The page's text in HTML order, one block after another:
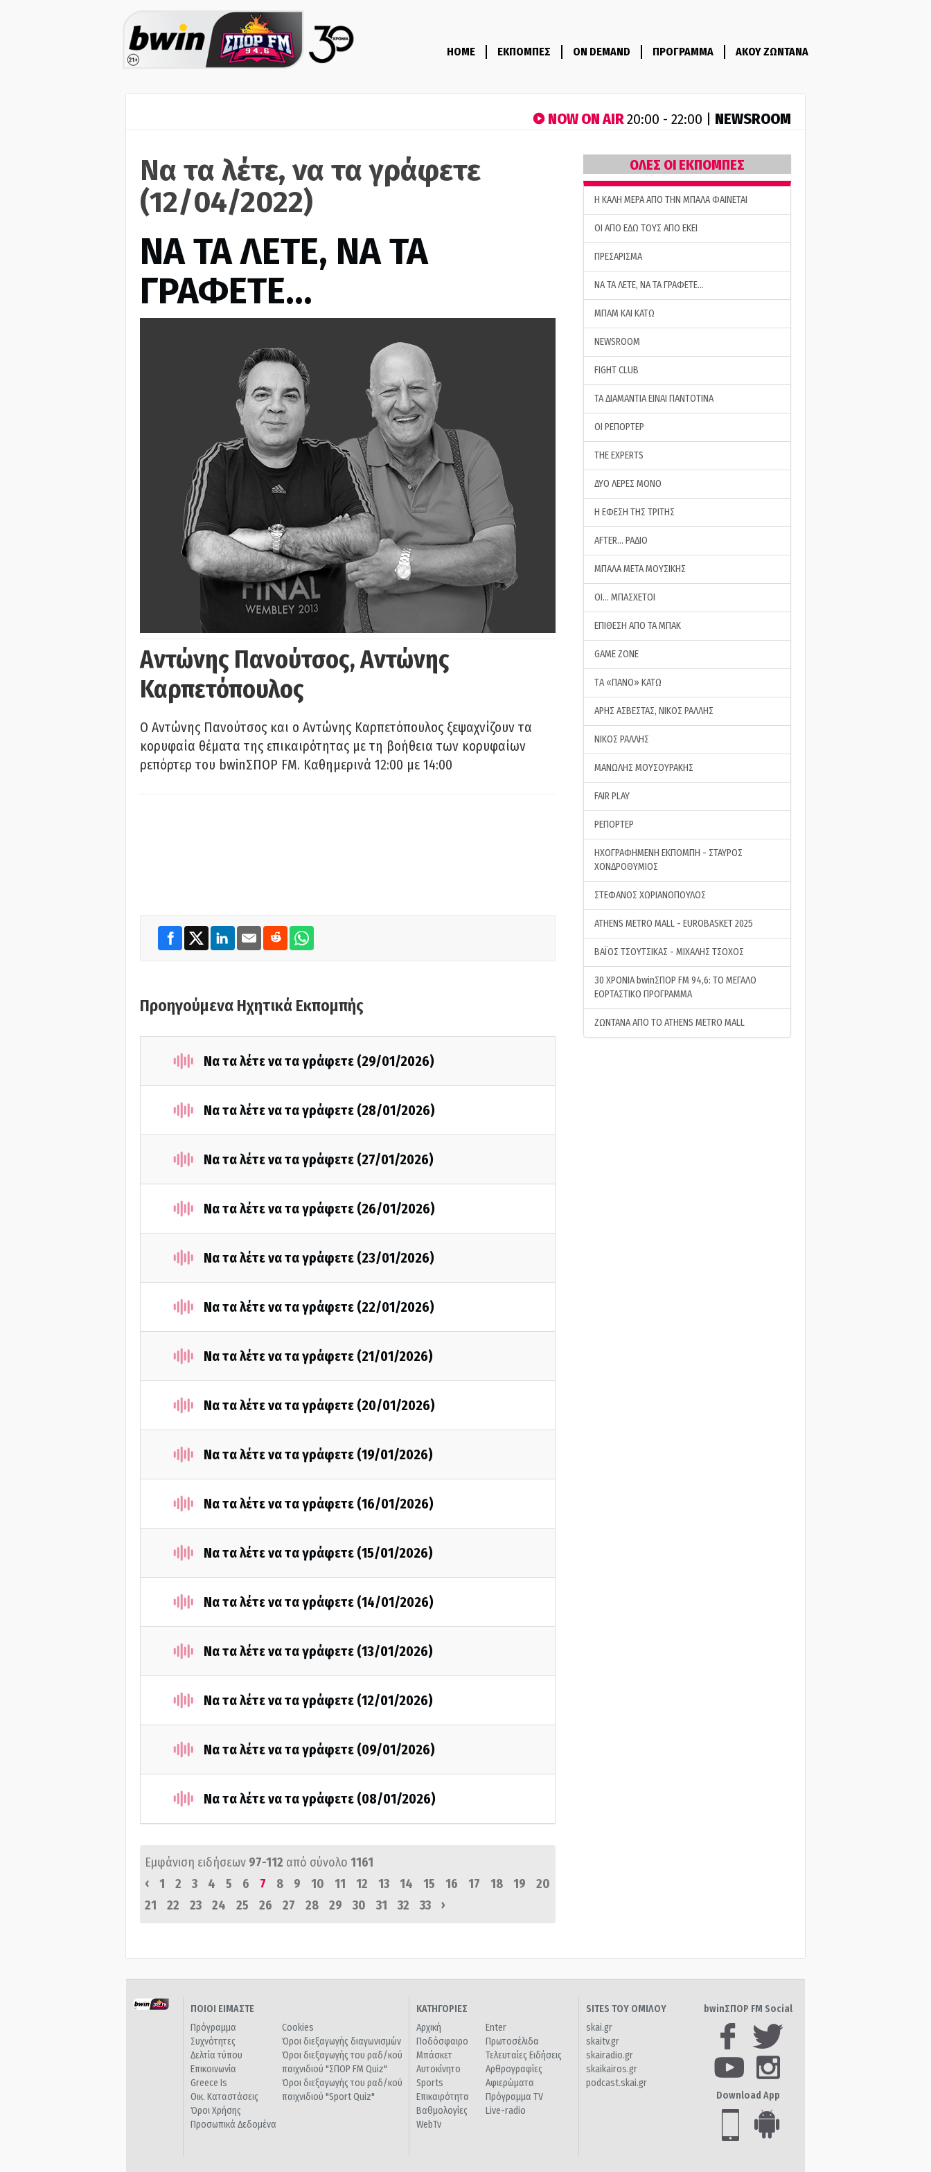
HOME ΕΚΠΟΜΠΕΣ ON DEMAND ΠΡΟΓΡΑΜΜΑ ΑΚΟΥ ΖΩΝΤΑΝΑ
NOW ON AIR20:00 - 22:00 | NEWSROOM
Να τα λέτε, να τα γράφετε
(12/04/2022)
ΝΑ ΤΑ ΛΕΤΕ, ΝΑ ΤΑ
ΓΡΑΦΕΤΕ…
Αντώνης Πανούτσος, Αντώνης
Καρπετόπουλος
Ο Αντώνης Πανούτσος και ο Αντώνης Καρπετόπουλος ξεψαχνίζουν τα
κορυφαία θέματα της επικαιρότητας με τη βοήθεια των κορυφαίων
ρεπόρτερ του bwinΣΠΟΡ FM. Καθημερινά 12:00 με 14:00
Προηγούμενα Ηχητικά Εκπομπής
Να τα λέτε να τα γράφετε (29/01/2026)
Να τα λέτε να τα γράφετε (28/01/2026)
Να τα λέτε να τα γράφετε (27/01/2026)
Να τα λέτε να τα γράφετε (26/01/2026)
Να τα λέτε να τα γράφετε (23/01/2026)
Να τα λέτε να τα γράφετε (22/01/2026)
Να τα λέτε να τα γράφετε (21/01/2026)
Να τα λέτε να τα γράφετε (20/01/2026)
Να τα λέτε να τα γράφετε (19/01/2026)
Να τα λέτε να τα γράφετε (16/01/2026)
Να τα λέτε να τα γράφετε (15/01/2026)
Να τα λέτε να τα γράφετε (14/01/2026)
Να τα λέτε να τα γράφετε (13/01/2026)
Να τα λέτε να τα γράφετε (12/01/2026)
Να τα λέτε να τα γράφετε (09/01/2026)
Να τα λέτε να τα γράφετε (08/01/2026)
Εμφάνιση ειδήσεων 97-112 από σύνολο 1161
‹
1 2 3 4 5 6 7 8 9 10 11 12 13 14 15 16 17 18 19
20
21
22 23 24 25 26 27 28 29 30 31 32 33 ›
ΟΛΕΣ ΟΙ ΕΚΠΟΜΠΕΣ
H ΚΑΛΗ ΜΕΡΑ ΑΠΟ ΤΗΝ ΜΠΑΛΑ ΦΑΙΝΕΤΑΙ
ΟΙ ΑΠΟ ΕΔΩ ΤΟΥΣ ΑΠΟ ΕΚΕΙ
ΠΡΕΣΑΡΙΣΜΑ
ΝΑ ΤΑ ΛΕΤΕ, ΝΑ ΤΑ ΓΡΑΦΕΤΕ…
ΜΠΑΜ ΚΑΙ ΚΑΤΩ
NEWSROOM
FIGHT CLUB
ΤΑ ΔΙΑΜΑΝΤΙΑ ΕΙΝΑΙ ΠΑΝΤΟΤΙΝΑ
ΟΙ ΡΕΠΟΡΤΕΡ
THE EXPERTS
ΔΥΟ ΛΕΡΕΣ ΜΟΝΟ
Η ΕΦΕΣΗ ΤΗΣ ΤΡΙΤΗΣ
AFTER… ΡΑΔΙΟ
ΜΠΑΛΑ ΜΕΤΑ ΜΟΥΣΙΚΗΣ
ΟΙ… ΜΠΑΣΧΕΤΟΙ
ΕΠΙΘΕΣΗ ΑΠΟ ΤΑ ΜΠΑΚ
GAME ZONE
ΤA «ΠΑΝΟ» ΚΑΤΩ
ΑΡΗΣ ΑΣΒΕΣΤΑΣ, ΝΙΚΟΣ ΡΑΛΛΗΣ
ΝΙΚΟΣ ΡΑΛΛΗΣ
ΜΑΝΩΛΗΣ ΜΟΥΣΟΥΡΑΚΗΣ
FAIR PLAY
ΡΕΠΟΡΤΕΡ
ΗΧΟΓΡΑΦΗΜΕΝΗ ΕΚΠΟΜΠΗ - ΣΤΑΥΡΟΣ
ΧΟΝΔΡΟΘΥΜΙΟΣ
ΣΤΕΦΑΝΟΣ ΧΩΡΙΑΝΟΠΟΥΛΟΣ
ATHENS METRO MALL - EUROBASKET 2025
ΒΑΪΟΣ ΤΣΟΥΤΣΙΚΑΣ - ΜΙΧΑΛΗΣ ΤΣΟΧΟΣ
30 ΧΡΟΝΙΑ bwinΣΠΟΡ FM 94,6: ΤΟ ΜΕΓΑΛΟ
ΕΟΡΤΑΣΤΙΚΟ ΠΡΟΓΡΑΜΜΑ
ΖΩΝΤΑΝΑ ΑΠΟ ΤΟ ATHENS METRO MALL
ΠΟΙΟΙ ΕΙΜΑΣΤΕ
Πρόγραμμα
Συχνότητες
Δελτία τύπου
Επικοινωνία
Greece Is
Οικ. Καταστάσεις
Όροι Χρήσης
Προσωπικά Δεδομένα
Cookies
Όροι διεξαγωγής διαγωνισμών
Όροι διεξαγωγής του ραδ/κού
παιχνιδιού "ΣΠΟΡ FM Quiz"
Όροι διεξαγωγής του ραδ/κού
παιχνιδιού "Sport Quiz"
ΚΑΤΗΓΟΡΙΕΣ
Αρχική
Ποδόσφαιρο
Μπάσκετ
Αυτοκίνητο
Sports
Επικαιρότητα
Βαθμολογίες
WebTv
Enter
Πρωτοσέλιδα
Τελευταίες Ειδήσεις
Αρθρογραφίες
Αφιερώματα
Πρόγραμμα TV
Live-radio
SITES ΤΟΥ ΟΜΙΛΟΥ
skai.gr
skaitv.gr
skairadio.gr
skaikairos.gr
podcast.skai.gr
bwinΣΠΟΡ FM Social
Download App